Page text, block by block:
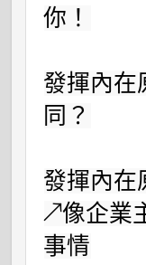
你！
發揮內在
同？
發揮內
↗像企業
事情